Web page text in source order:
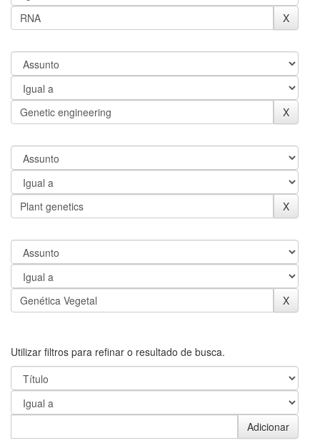
Utilizar filtros para refinar o resultado de busca.